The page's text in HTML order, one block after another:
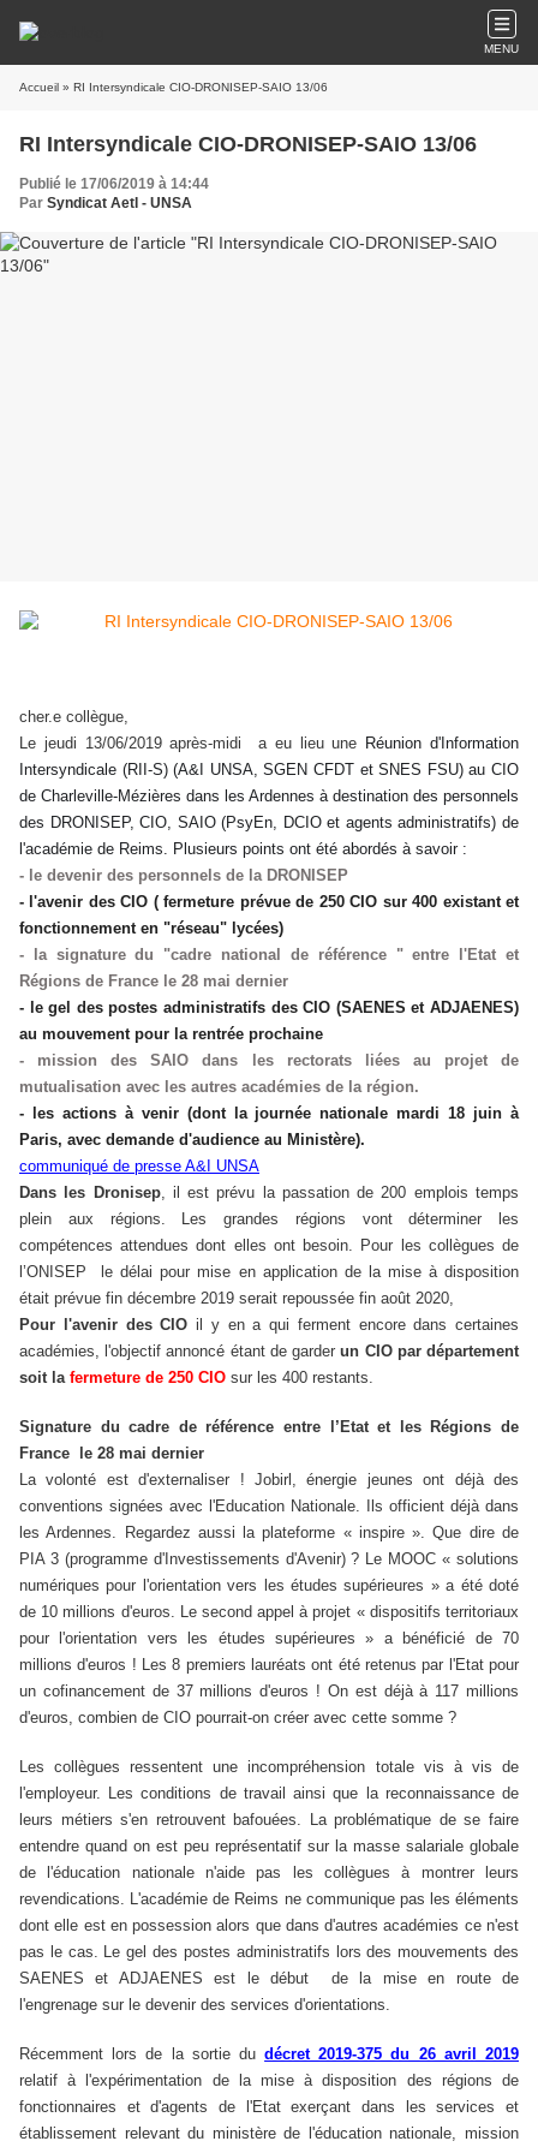
MENU
Accueil » RI Intersyndicale CIO-DRONISEP-SAIO 13/06
RI Intersyndicale CIO-DRONISEP-SAIO 13/06
Publié le 17/06/2019 à 14:44
Par Syndicat AetI - UNSA
cher.e collègue,
Le jeudi 13/06/2019 après-midi a eu lieu une Réunion d'Information
Intersyndicale (RII-S) (A&I UNSA, SGEN CFDT et SNES FSU) au CIO
de Charleville-Mézières dans les Ardennes à destination des personnels
des DRONISEP, CIO, SAIO (PsyEn, DCIO et agents administratifs) de
l'académie de Reims. Plusieurs points ont été abordés à savoir :
- le devenir des personnels de la DRONISEP
- l'avenir des CIO ( fermeture prévue de 250 CIO sur 400 existant et
fonctionnement en "réseau" lycées)
- la signature du "cadre national de référence " entre l'Etat et
Régions de France le 28 mai dernier
- le gel des postes administratifs des CIO (SAENES et ADJAENES)
au mouvement pour la rentrée prochaine
- mission des SAIO dans les rectorats liées au projet de
mutualisation avec les autres académies de la région.
- les actions à venir (dont la journée nationale mardi 18 juin à
Paris, avec demande d'audience au Ministère).
communiqué de presse A&I UNSA
Dans les Dronisep, il est prévu la passation de 200 emplois temps
plein aux régions. Les grandes régions vont déterminer les
compétences attendues dont elles ont besoin. Pour les collègues de
l’ONISEP le délai pour mise en application de la mise à disposition
était prévue fin décembre 2019 serait repoussée fin août 2020,
Pour l'avenir des CIO il y en a qui ferment encore dans certaines
académies, l'objectif annoncé étant de garder un CIO par département
soit la fermeture de 250 CIO sur les 400 restants.
Signature du cadre de référence entre l’Etat et les Régions de
France le 28 mai dernier
La volonté est d'externaliser ! Jobirl, énergie jeunes ont déjà des
conventions signées avec l'Education Nationale. Ils officient déjà dans
les Ardennes. Regardez aussi la plateforme « inspire ». Que dire de
PIA 3 (programme d'Investissements d'Avenir) ? Le MOOC « solutions
numériques pour l'orientation vers les études supérieures » a été doté
de 10 millions d'euros. Le second appel à projet « dispositifs territoriaux
pour l'orientation vers les études supérieures » a bénéficié de 70
millions d'euros ! Les 8 premiers lauréats ont été retenus par l'Etat pour
un cofinancement de 37 millions d'euros ! On est déjà à 117 millions
d'euros, combien de CIO pourrait-on créer avec cette somme ?
Les collègues ressentent une incompréhension totale vis à vis de
l'employeur. Les conditions de travail ainsi que la reconnaissance de
leurs métiers s'en retrouvent bafouées. La problématique de se faire
entendre quand on est peu représentatif sur la masse salariale globale
de l'éducation nationale n'aide pas les collègues à montrer leurs
revendications. L'académie de Reims ne communique pas les éléments
dont elle est en possession alors que dans d'autres académies ce n'est
pas le cas. Le gel des postes administratifs lors des mouvements des
SAENES et ADJAENES est le début de la mise en route de
l'engrenage sur le devenir des services d'orientations.
Récemment lors de la sortie dudécret 2019-375 du 26 avril 2019
relatif à l'expérimentation de la mise à disposition des régions de
fonctionnaires et d'agents de l'Etat exerçant dans les services et
établissement relevant du ministère de l'éducation nationale, mission